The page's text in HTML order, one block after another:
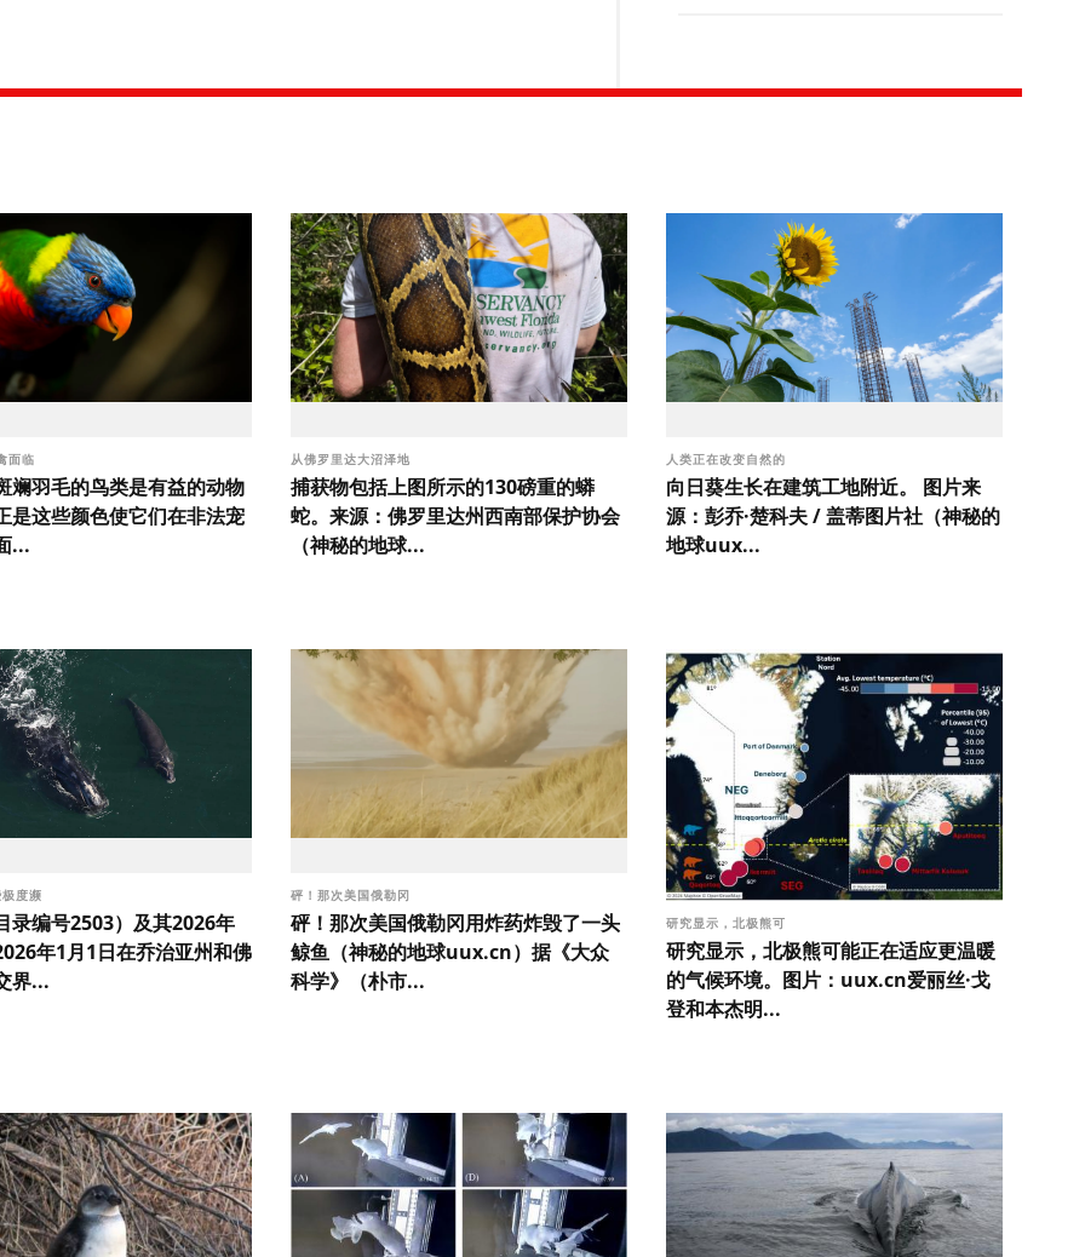
面临
斓羽毛的鸟类是有益的动物
是这些颜色使它们在非法宠
...
从佛罗里达大沼泽地
捕获物包括上图所示的130磅重的蟒
蛇。来源：佛罗里达州西南部保护协会
（神秘的地球...
人类正在改变自然的
向日葵生长在建筑工地附近。 图片来
源：彭乔·楚科夫 / 盖蒂图片社（神秘的
地球uux...
度濒
录编号2503）及其2026年
年1月1日在乔治亚州和佛
界...
砰！那次美国俄勒冈
砰！那次美国俄勒冈用炸药炸毁了一头
鲸鱼（神秘的地球uux.cn）据《大众
科学》（朴市...
研究显示，北极熊可
研究显示，北极熊可能正在适应更温暖
的气候环境。图片：uux.cn爱丽丝·戈
登和本杰明...